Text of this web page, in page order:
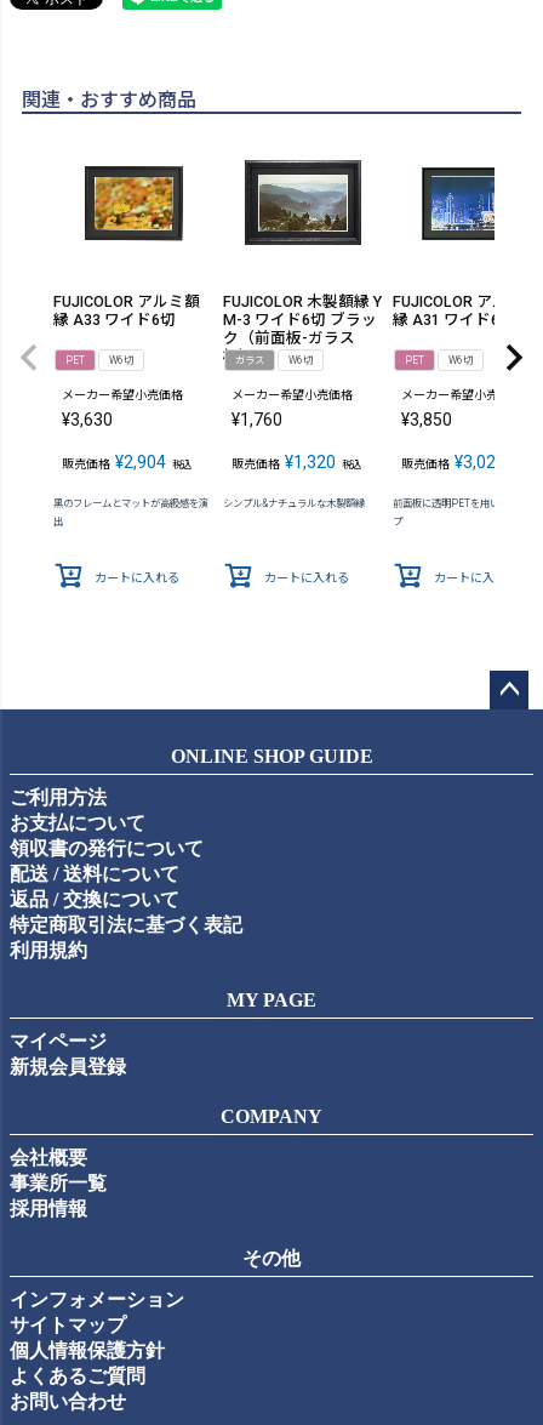
関連・おすすめ商品
FUJICOLOR アルミ額
縁 A33 ワイド6切
PET W6切
メーカー希望小売価格
¥3,630
販売価格 ¥2,904 税込
黒のフレームとマットが高級感を演
出
カートに入れる
FUJICOLOR 木製額縁 Y
M-3 ワイド6切 ブラッ
ク（前面板-ガラス
板）
ガラス W6切
メーカー希望小売価格
¥1,760
販売価格 ¥1,320 税込
シンプル&ナチュラルな木製額縁
カートに入れる
FUJICOLOR アルミ額
縁 A31 ワイド6切
PET W6切
メーカー希望小売価格
¥3,850
販売価格 ¥3,025
前面板に透明PETを用いた軽量タ
プ
カートに入れる
ップ
ONLINE SHOP GUIDE
ご利用方法
お支払について
領収書の発行について
配送 / 送料について
返品 / 交換について
特定商取引法に基づく表記
利用規約
MY PAGE
マイページ
新規会員登録
COMPANY
会社概要
事業所一覧
採用情報
その他
インフォメーション
サイトマップ
個人情報保護方針
よくあるご質問
お問い合わせ